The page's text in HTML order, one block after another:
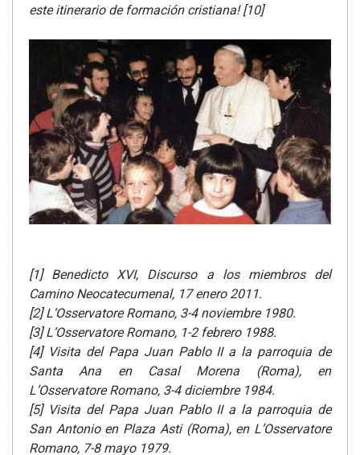
este itinerario de formación cristiana! [10]
[1] Benedicto XVI, Discurso a los miembros del
Camino Neocatecumenal, 17 enero 2011.
[2] L’Osservatore Romano, 3-4 noviembre 1980.
[3] L’Osservatore Romano, 1-2 febrero 1988.
[4] Visita del Papa Juan Pablo II a la parroquia de
Santa Ana en Casal Morena (Roma), en
L’Osservatore Romano, 3-4 diciembre 1984.
[5] Visita del Papa Juan Pablo II a la parroquia de
San Antonio en Plaza Asti (Roma), en L’Osservatore
Romano, 7-8 mayo 1979.